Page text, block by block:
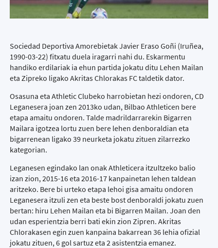
Sociedad Deportiva Amorebietak Javier Eraso Goñi (Iruñea,
1990-03-22) fitxatu duela iragarri nahi du. Eskarmentu
handiko erdilariak ia ehun partida jokatu ditu Lehen Mailan
eta Zipreko ligako Akritas Chlorakas FC taldetik dator.
Osasuna eta Athletic Clubeko harrobietan hezi ondoren, CD
Leganesera joan zen 2013ko udan, Bilbao Athleticen bere
etapa amaitu ondoren. Talde madrildarrarekin Bigarren
Mailara igotzea lortu zuen bere lehen denboraldian eta
bigarrenean ligako 39 neurketa jokatu zituen zilarrezko
kategorian.
Leganesen egindako lan onak Athleticera itzultzeko balio
izan zion, 2015-16 eta 2016-17 kanpainetan lehen taldean
aritzeko. Bere bi urteko etapa lehoi gisa amaitu ondoren
Leganesera itzuli zen eta beste bost denboraldi jokatu zuen
bertan: hiru Lehen Mailan eta bi Bigarren Mailan. Joan den
udan esperientzia berri bati ekin zion Zipren. Akritas
Chlorakasen egin zuen kanpaina bakarrean 36 lehia ofizial
jokatu zituen, 6 gol sartuz eta 2 asistentzia emanez.